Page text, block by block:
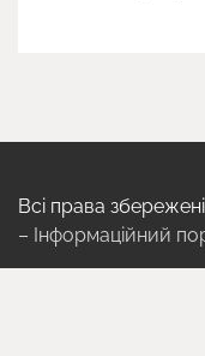
Всі права
– Інформаційний